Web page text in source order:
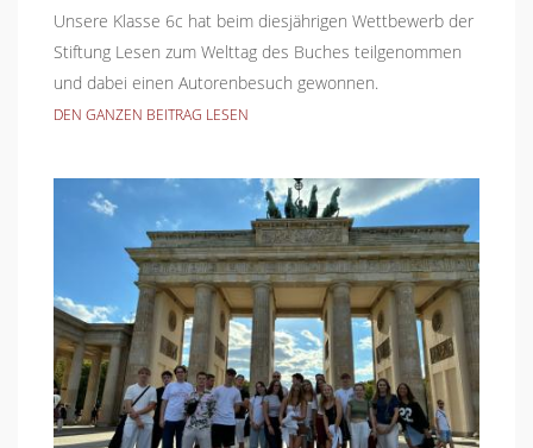
Unsere Klasse 6c hat beim diesjährigen Wettbewerb der
Stiftung Lesen zum Welttag des Buches teilgenommen
und dabei einen Autorenbesuch gewonnen.
DEN GANZEN BEITRAG LESEN